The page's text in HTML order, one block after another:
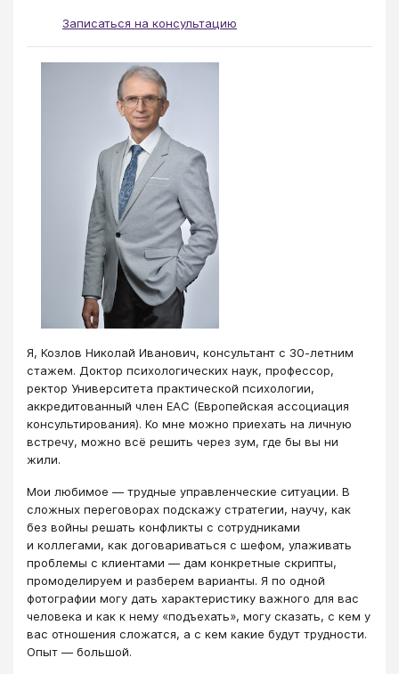
Записаться на консультацию
Я, Козлов Николай Иванович, консультант с 30-летним
стажем. Доктор психологических наук, профессор,
ректор Университета практической психологии,
аккредитованный член ЕАС (Европейская ассоциация
консультирования). Ко мне можно приехать на личную
встречу, можно всё решить через зум, где бы вы ни
жили.
Мои любимое — трудные управленческие ситуации. В
сложных переговорах подскажу стратегии, научу, как
без войны решать конфликты с сотрудниками
и коллегами, как договариваться с шефом, улаживать
проблемы с клиентами — дам конкретные скрипты,
промоделируем и разберем варианты. Я по одной
фотографии могу дать характеристику важного для вас
человека и как к нему «подъехать», могу сказать, с кем у
вас отношения сложатся, а с кем какие будут трудности.
Опыт — большой.